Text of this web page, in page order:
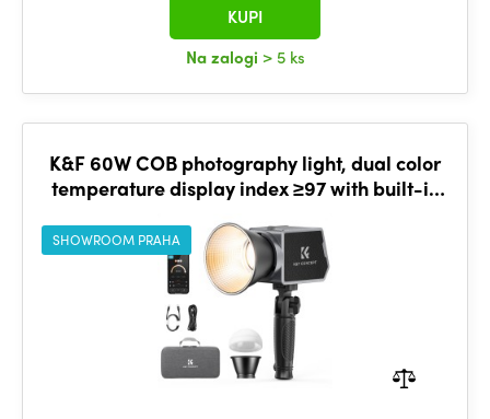
Na zalogi > 5 ks
KUPI
K&F 60W COB photography light, dual color
temperature display index ≥97 with built-in
SHOWROOM PRAHA